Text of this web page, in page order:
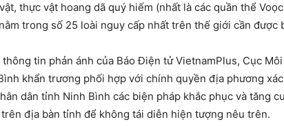
thực vật hoang dã quý hiếm (nhất là các quần thể
trong số 25 loài nguy cấp nhất trên thế giới cần được
thông tin phản ánh của Báo Điện tử VietnamPlus, Cục
khẩn trương phối hợp với chính quyền địa phương
dân tỉnh Ninh Bình các biện pháp khắc phục và tăng
trên địa bàn tỉnh để không tái diễn hiện tượng nêu trên.